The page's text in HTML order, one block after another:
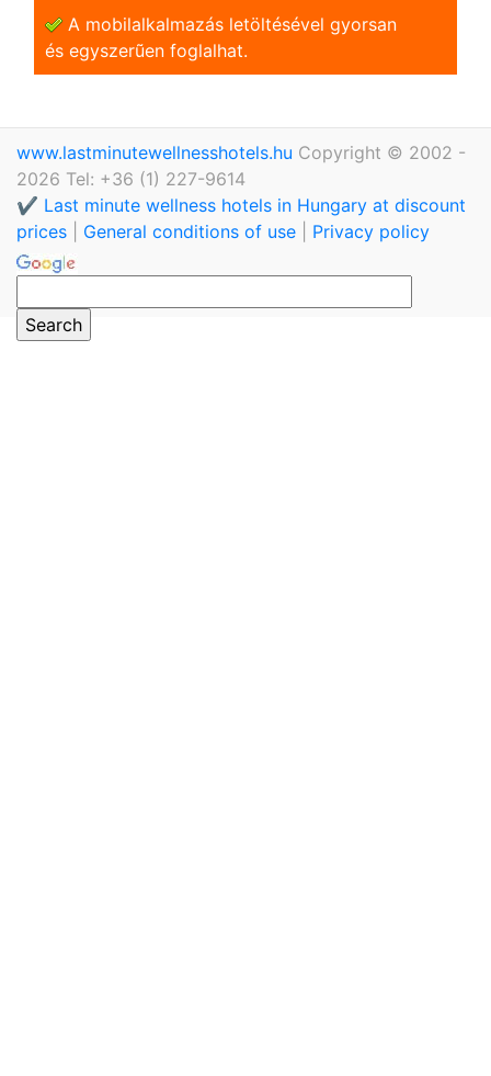
A mobilalkalmazás letöltésével gyorsan
és egyszerũen foglalhat.
www.lastminutewellnesshotels.hu Copyright © 2002 -
2026 Tel: +36 (1) 227-9614
✔️ Last minute wellness hotels in Hungary at discount
prices
General conditions of use Privacy policy